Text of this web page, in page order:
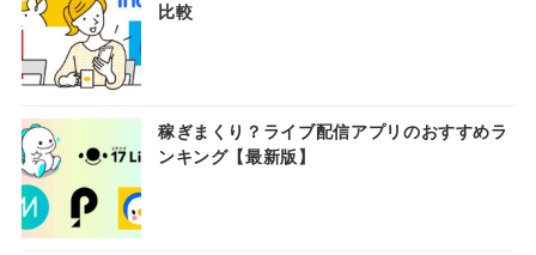
比較
稼ぎまくり？ライブ配信アプリのおすすめラ
ンキング【最新版】